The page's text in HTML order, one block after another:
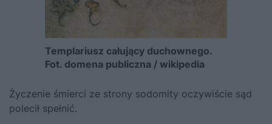
Templariusz całujący duchownego.
Fot. domena publiczna / wikipedia
Życzenie śmierci ze strony sodomity oczywiście sąd
polecił spełnić.